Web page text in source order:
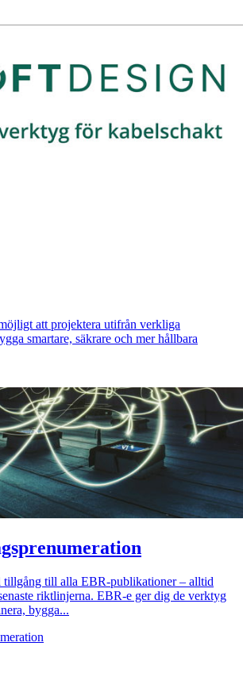
att projektera utifrån verkliga
smartare, säkrare och mer hållbara
tillgång till alla EBR-publikationer – alltid
riktlinjerna. EBR-e ger dig de verktyg
bygga...